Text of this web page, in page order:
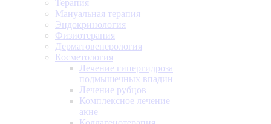
Терапия
Мануальная терапия
Эндокринология
Физиотерапия
Дерматовенерология
Косметология
Лечение гипергидроза
подмышечных впадин
Лечение рубцов
Комплексное лечение
акне